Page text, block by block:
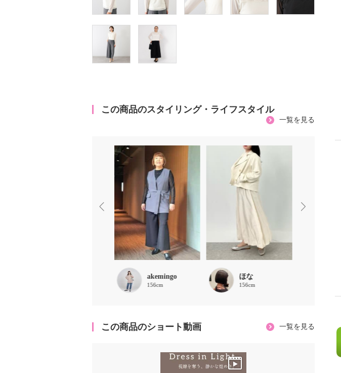
この商品のスタイリング・ライフスタイル
一覧を見る
akemingo
156cm
ほな
156cm
この商品のショート動画 一覧を見る